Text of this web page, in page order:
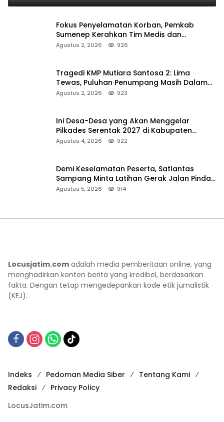
Fokus Penyelamatan Korban, Pemkab
Sumenep Kerahkan Tim Medis dan
Ambulans ke Pelabuhan Kalianget
Agustus 2, 2026 926
Tragedi KMP Mutiara Santosa 2: Lima
Tewas, Puluhan Penumpang Masih Dalam
Pencarian
Agustus 2, 2026 923
Ini Desa-Desa yang Akan Menggelar
Pilkades Serentak 2027 di Kabupaten
Sumenep
Agustus 4, 2026 922
Demi Keselamatan Peserta, Satlantas
Sampang Minta Latihan Gerak Jalan Pindah
ke Lokasi Aman
Agustus 5, 2026 914
Locusjatim.com adalah media pemberitaan online, yang
menghadirkan konten berita yang kredibel, berdasarkan
fakta. Dengan tetap mengedepankan kode etik jurnalistik
(KEJ).
Indeks Pedoman Media Siber
Tentang Kami
Redaksi
Privacy Policy
LocusJatim.com